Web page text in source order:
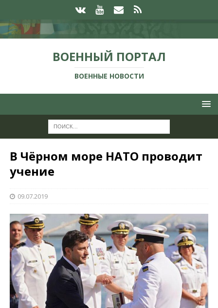
ВОЕННЫЙ ПОРТАЛ
ВОЕННЫЕ НОВОСТИ
В Чёрном море НАТО проводит
учение
09.07.2019